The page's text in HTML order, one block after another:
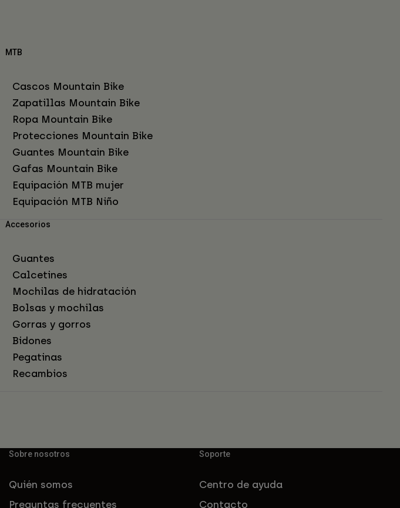
MTB
Cascos Mountain Bike
Zapatillas Mountain Bike
Ropa Mountain Bike
Protecciones Mountain Bike
Guantes Mountain Bike
Gafas Mountain Bike
Equipación MTB mujer
Equipación MTB Niño
Accesorios
Guantes
Calcetines
Mochilas de hidratación
Bolsas y mochilas
Gorras y gorros
Bidones
Pegatinas
Recambios
Sobre nosotros
Quién somos
Preguntas frecuentes
Soporte
Centro de ayuda
Contacto